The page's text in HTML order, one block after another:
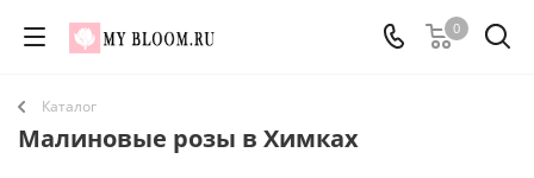
0
Каталог
Малиновые розы в Химках